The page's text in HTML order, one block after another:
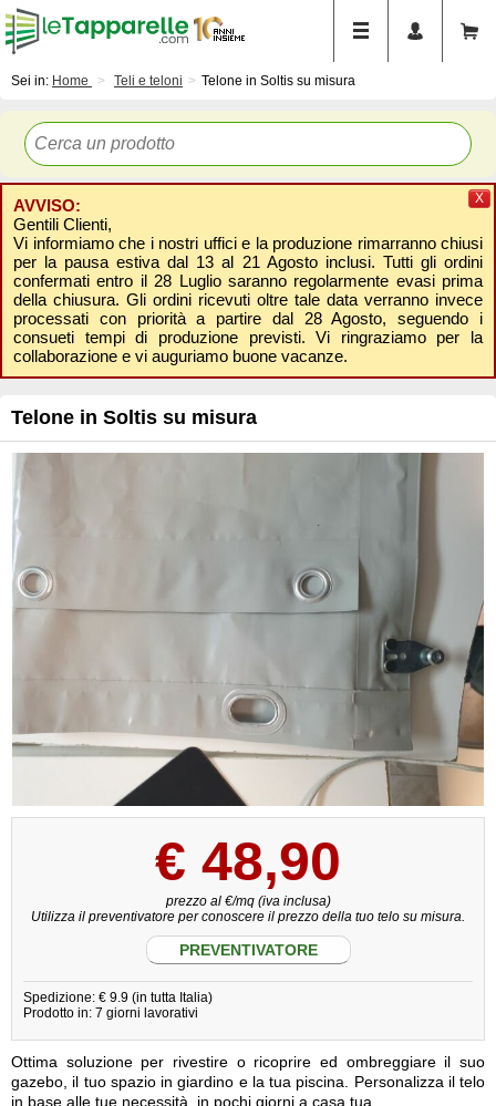
Sei in: Home Teli e teloni Telone in Soltis su misura
AVVISO:
Gentili Clienti,
Vi informiamo che i nostri uffici e la produzione rimarranno chiusi
per la pausa estiva dal 13 al 21 Agosto inclusi. Tutti gli ordini
confermati entro il 28 Luglio saranno regolarmente evasi prima
della chiusura. Gli ordini ricevuti oltre tale data verranno invece
processati con priorità a partire dal 28 Agosto, seguendo i
consueti tempi di produzione previsti. Vi ringraziamo per la
collaborazione e vi auguriamo buone vacanze.
X
Telone in Soltis su misura
€ 48,90
prezzo al €/mq (iva inclusa)
Utilizza il preventivatore per conoscere il prezzo della tuo telo su misura.
PREVENTIVATORE
Spedizione: € 9.9 (in tutta Italia)
Prodotto in: 7 giorni lavorativi
Ottima soluzione per rivestire o ricoprire ed ombreggiare il suo
gazebo, il tuo spazio in giardino e la tua piscina. Personalizza il telo
in base alle tue necessità, in pochi giorni a casa tua.